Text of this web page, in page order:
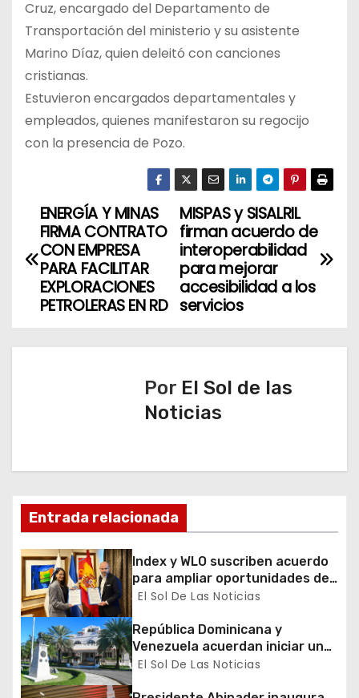
Cruz, encargado del Departamento de
Transportación del ministerio y su asistente
Marino Díaz, quien deleitó con canciones
cristianas.
Estuvieron encargados departamentales y
empleados, quienes manifestaron su regocijo
con la presencia de Pozo.
N
a
g
n
d
e
e
n
t
MISPAS y SISALRIL
firman acuerdo de
interoperabilidad
para mejorar
accesibilidad a los
servicios
ENERGÍA Y MINAS
FIRMA CONTRATO
CON EMPRESA
PARA FACILITAR
EXPLORACIONES
PETROLERAS EN RD
Por El Sol de las
Noticias
Entrada relacionada
Index y WLO suscriben acuerdo
para ampliar oportunidades de
formación de dominicanos en el
El Sol De Las Noticias
República Dominicana y
Venezuela acuerdan iniciar un
proceso de normalización
El Sol De Las Noticias